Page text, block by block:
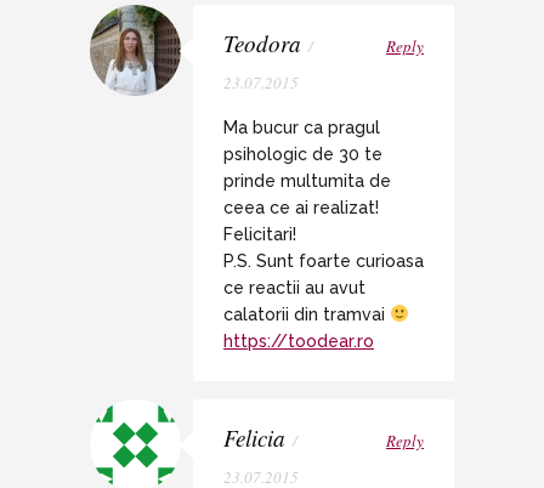
Teodora /
23.07.2015
Reply
Ma bucur ca pragul
psihologic de 30 te
prinde multumita de
ceea ce ai realizat!
Felicitari!
P.S. Sunt foarte curioasa
ce reactii au avut
calatorii din tramvai
https://toodear.ro
Felicia /
23.07.2015
Reply